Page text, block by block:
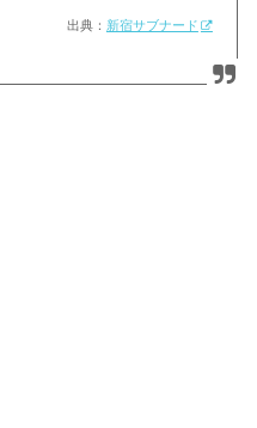
出典： 新宿サブナード